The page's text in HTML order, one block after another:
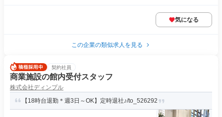
気になる
この企業の類似求人を見る
契約社員
商業施設の館内受付スタッフ
株式会社ディンプル
【18時台退勤＊週3日～OK】定時退社♪/to_526292